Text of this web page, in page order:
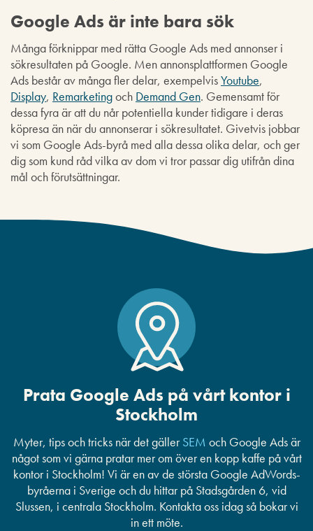
Google Ads är inte bara sök
Många förknippar med rätta Google Ads med annonser i
sökresultaten på Google. Men annonsplattformen Google
Ads består av många fler delar, exempelvisYoutube,
Display, Remarketingoch Demand Gen. Gemensamt för
dessa fyra är att du når potentiella kunder tidigare i deras
köpresa än när du annonserar i sökresultatet. Givetvis jobbar
vi som Google Ads-byrå med alla dessa olika delar, och ger
dig som kund råd vilka av dom vi tror passar dig utifrån dina
mål och förutsättningar.
Prata Google Ads på vårt kontor i
Stockholm
Myter, tips och tricks när det gällerSEM och Google Ads är
något som vi gärna pratar mer om över en kopp kaffe på vårt
kontor i Stockholm! Vi är en av de största Google AdWords-
byråerna i Sverige och du hittar på Stadsgården 6, vid
Slussen, i centrala Stockholm. Kontakta oss idag så bokar vi
in ett möte.